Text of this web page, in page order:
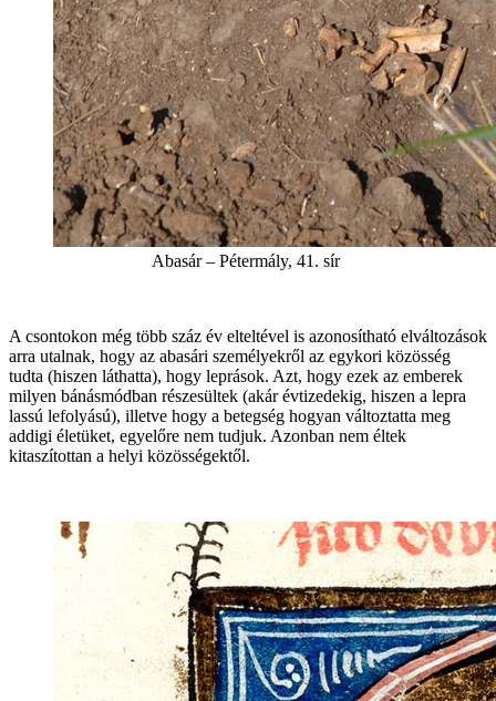
Abasár – Pétermály, 41. sír
A csontokon még több száz év elteltével is azonosítható elváltozások
arra utalnak, hogy az abasári személyekről az egykori közösség
tudta (hiszen láthatta), hogy leprások. Azt, hogy ezek az emberek
milyen bánásmódban részesültek (akár évtizedekig, hiszen a lepra
lassú lefolyású), illetve hogy a betegség hogyan változtatta meg
addigi életüket, egyelőre nem tudjuk. Azonban nem éltek
kitaszítottan a helyi közösségektől.